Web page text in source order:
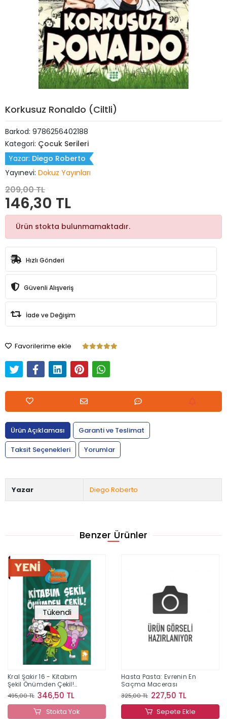
Korkusuz Ronaldo (Ciltli)
Barkod: 9786256402188
Kategori: Çocuk Serileri
Yazar: Diego Roberto
Yayınevi: Dokuz Yayınları
209,00 TL
146,30 TL
Ürün stokta bulunmamaktadır.
Hızlı Gönderi
Güvenli Alışveriş
İade ve Değişim
Favorilerime ekle
Ürün Açıklaması
Garanti ve Teslimat
Taksit Seçenekleri
Yorumlar
Yazar Diego Roberto
Benzer Ürünler
Tükendi
Kral Şakir 16 - Kitabım
Şekil Önümden Çekil!
(Ciltli)
495,00 TL 346,50 TL
Stokta Yok
Hasta Pasta: Evrenin En
Saçma Macerası
325,00 TL 227,50 TL
Sepete Ekle